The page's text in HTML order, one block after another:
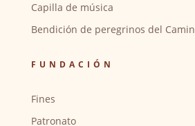
Capilla de música
Bendición de peregrinos del
FUNDACIÓN
Fines
Patronato